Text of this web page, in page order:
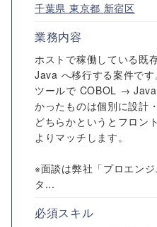
千葉県 東京都 新宿区
業務内容
ホストで稼働している既
Java へ移行する案件です
ツールで COBOL →
かったものは個別に設計
どちらかというとフロン
よりマッチします。
※面談は弊社「プロエン
タ...
必須スキル